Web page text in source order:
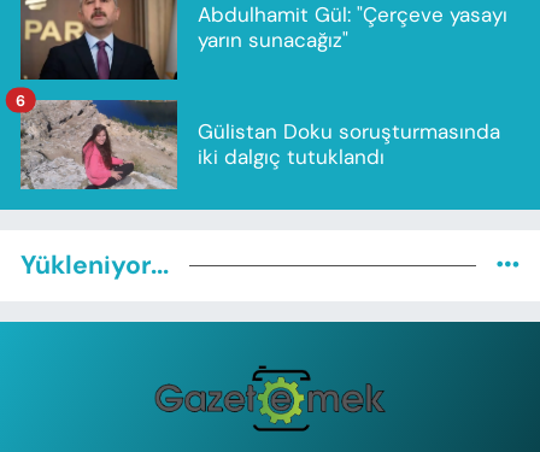
Abdulhamit Gül: "Çerçeve yasayı
yarın sunacağız"
Gülistan Doku soruşturmasında
iki dalgıç tutuklandı
6
Yükleniyor...